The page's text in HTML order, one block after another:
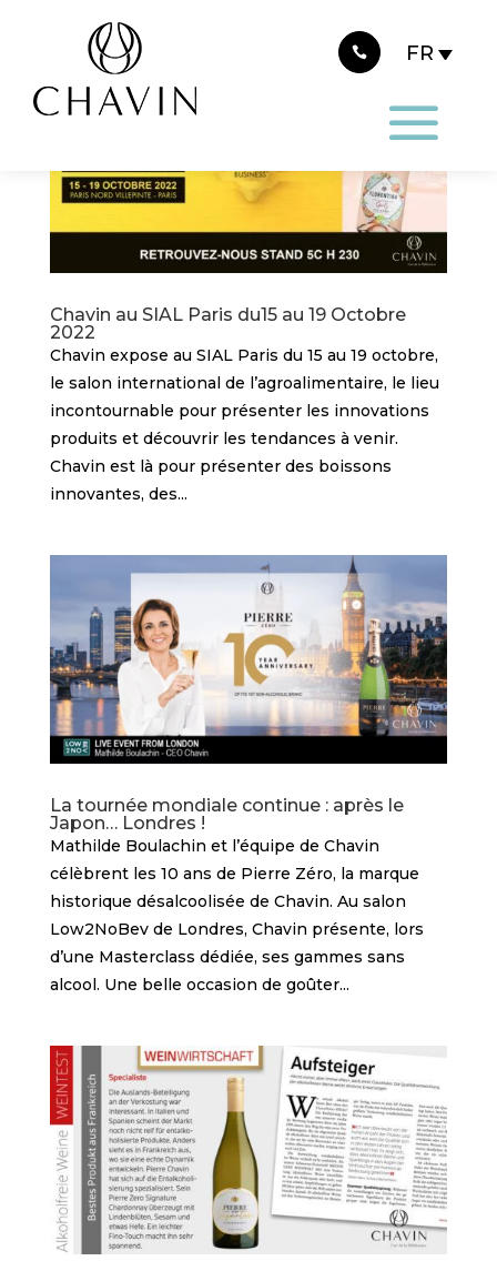
Chavin au SIAL Paris du15 au 19 Octobre
2022
Chavin expose au SIAL Paris du 15 au 19 octobre,
le salon international de l’agroalimentaire, le lieu
incontournable pour présenter les innovations
produits et découvrir les tendances à venir.
Chavin est là pour présenter des boissons
innovantes, des...
La tournée mondiale continue : après le
Japon… Londres !
Mathilde Boulachin et l’équipe de Chavin
célèbrent les 10 ans de Pierre Zéro, la marque
historique désalcoolisée de Chavin. Au salon
Low2NoBev de Londres, Chavin présente, lors
d’une Masterclass dédiée, ses gammes sans
alcool. Une belle occasion de goûter...